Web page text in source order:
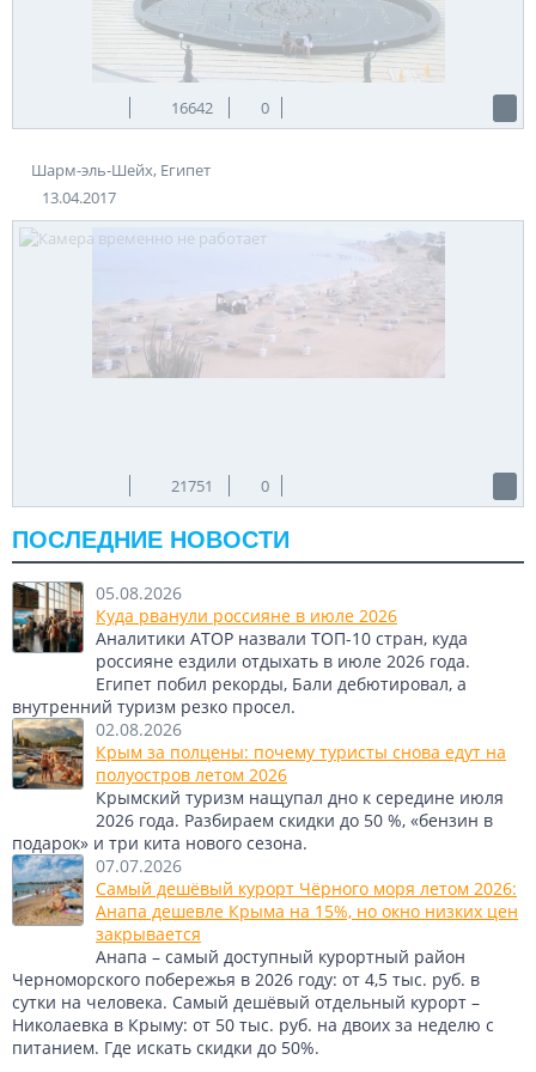
16642 0
Шарм-эль-Шейх, Египет
13.04.2017
21751 0
ПОСЛЕДНИЕ НОВОСТИ
05.08.2026
Куда рванули россияне в июле 2026
Аналитики АТОР назвали ТОП-10 стран, куда
россияне ездили отдыхать в июле 2026 года.
Египет побил рекорды, Бали дебютировал, а
внутренний туризм резко просел.
02.08.2026
Крым за полцены: почему туристы снова едут на
полуостров летом 2026
Крымский туризм нащупал дно к середине июля
2026 года. Разбираем скидки до 50 %, «бензин в
подарок» и три кита нового сезона.
07.07.2026
Самый дешёвый курорт Чёрного моря летом 2026:
Анапа дешевле Крыма на 15%, но окно низких цен
закрывается
Анапа – самый доступный курортный район
Черноморского побережья в 2026 году: от 4,5 тыс. руб. в
сутки на человека. Самый дешёвый отдельный курорт –
Николаевка в Крыму: от 50 тыс. руб. на двоих за неделю с
питанием. Где искать скидки до 50%.